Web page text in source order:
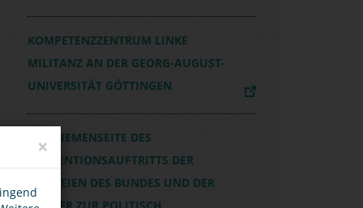
KOMPETENZZENTRUM LINKE
MILITANZ AN DER GEORG-AUGUST-
UNIVERSITÄT GÖTTINGEN
DIE THEMENSEITE DES
PRÄVENTIONSAUFTRITTS DER
POLIZEIEN DES BUNDES UND DER
×